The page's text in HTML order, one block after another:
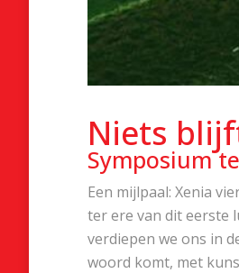
Niets
Symposium
Een mijlpaal: Xenia
ter ere van dit eerste
verdiepen we ons in
woord komt, met